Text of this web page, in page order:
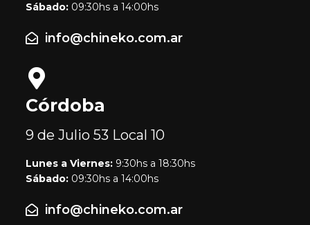
Sábado: 09:30hs a 14:00hs
info@chineko.com.ar
Córdoba
9 de Julio 53 Local 10
Lunes a Viernes: 9:30hs a 18:30hs
Sábado: 09:30hs a 14:00hs
info@chineko.com.ar